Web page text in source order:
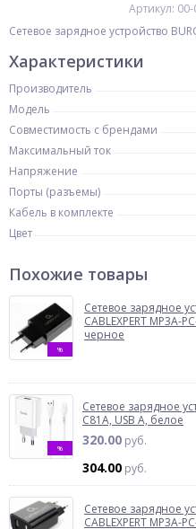
Артикул:
Сетевое зарядное устройство
Характеристики
Производитель
Модель
Совместимость с брендами
Максимальный ток
Напряжение
Порты (разъемы)
Кабель в комплекте
Цвет
Похожие товары
%
Сетевое зарядное
CABLEXPERT MP3A-
черное
%
Сетевое зарядное
C81A, USB A, белое
320.00 руб.
304.00 руб.
Сетевое зарядное
CABLEXPERT MP3A-